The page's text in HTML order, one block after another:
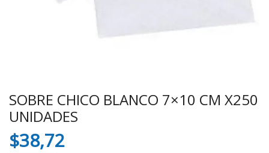
SOBRE CHICO BLANCO 7×10 CM X250
UNIDADES
$38,72